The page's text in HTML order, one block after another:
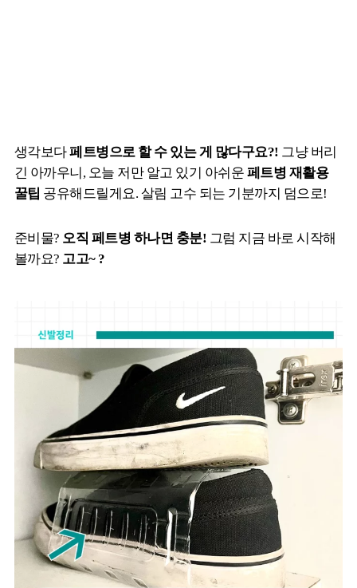
생각보다페트병으로 할 수 있는 게 많다구요?! 그냥 버리
긴 아까우니, 오늘 저만 알고 있기 아쉬운 페트병 재활용
꿀팁 공유해드릴게요. 살림 고수 되는 기분까지 덤으로!
준비물? 오직 페트병 하나면 충분! 그럼 지금 바로 시작해
볼까요? 고고~ ?